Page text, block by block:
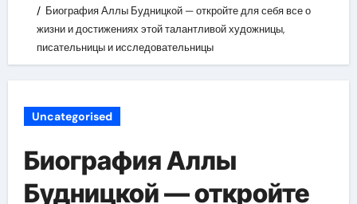
Биография Аллы Будницкой — откройте для себя все о
жизни и достижениях этой талантливой художницы,
писательницы и исследовательницы
Uncategorised
Биография Аллы
Будницкой — откройте